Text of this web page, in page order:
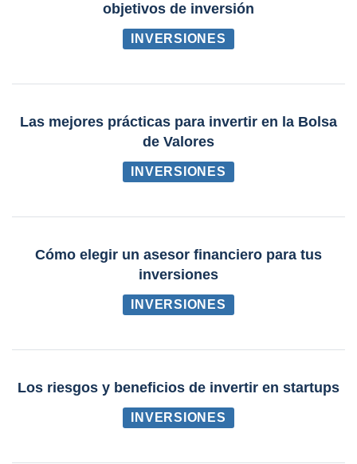
objetivos de inversión
INVERSIONES
Las mejores prácticas para invertir en la Bolsa
de Valores
INVERSIONES
Cómo elegir un asesor financiero para tus
inversiones
INVERSIONES
Los riesgos y beneficios de invertir en startups
INVERSIONES